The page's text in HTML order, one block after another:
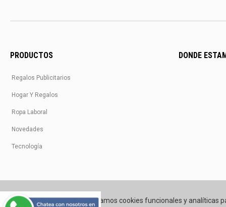
PRODUCTOS
Regalos Publicitarios
Hogar Y Regalos
Ropa Laboral
Novedades
Tecnología
DONDE
Utilizamos cookies funcionales y analíticas